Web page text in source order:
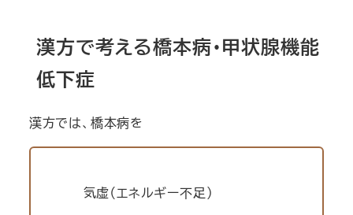
漢方で考える橋本病・甲状腺機能
低下症
漢方では、橋本病を
気虚（エネルギー不足）